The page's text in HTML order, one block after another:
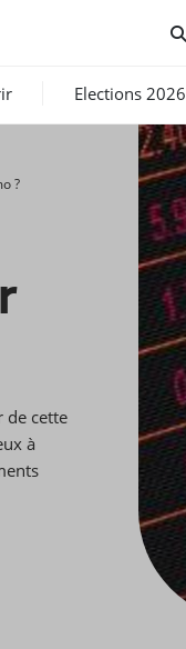
Elections 2026
?
de cette
à